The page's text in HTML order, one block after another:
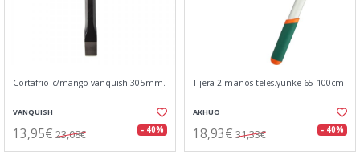
Cortafrio c/mango vanquish 305mm.
VANQUISH
13,95€ 23,08€ - 40%
Tijera 2 manos teles.yunke 65-100cm
AKHUO
18,93€ 31,33€ - 40%